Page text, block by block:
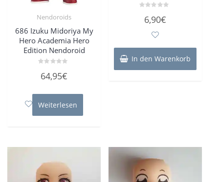
Nendoroids
686 Izuku Midoriya My
Hero Academia Hero
Edition Nendoroid
mit
5
64,95€
Weiterlesen
mit6,90€
In den Warenkorb